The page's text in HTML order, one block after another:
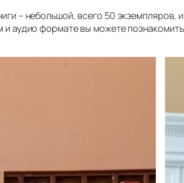
– небольшой, всего 50
и аудио формате вы можете